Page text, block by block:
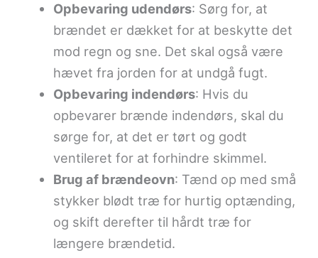
Opbevaring udendørs: Sørg for, at
brændet er dækket for at beskytte det
mod regn og sne. Det skal også være
hævet fra jorden for at undgå fugt.
Opbevaring indendørs: Hvis du
opbevarer brænde indendørs, skal du
sørge for, at det er tørt og godt
ventileret for at forhindre skimmel.
Brug af brændeovn: Tænd op med små
stykker blødt træ for hurtig optænding,
og skift derefter til hårdt træ for
længere brændetid.